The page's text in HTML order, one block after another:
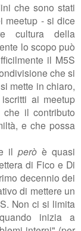
che sono stati
meetup - si dice
cultura della
lo scopo può
il M5S
che si
mette in chiaro,
ai meetup
il contributo
e che possa
ilperò è quasi
di Fico e Di
decennio dei
di mettere un
Non ci si limita
inizia a